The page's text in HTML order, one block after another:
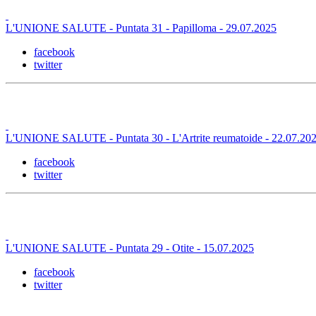
L'UNIONE SALUTE - Puntata 31 - Papilloma - 29.07.2025
facebook
twitter
L'UNIONE SALUTE - Puntata 30 - L'Artrite reumatoide -
facebook
twitter
L'UNIONE SALUTE - Puntata 29 - Otite - 15.07.2025
facebook
twitter